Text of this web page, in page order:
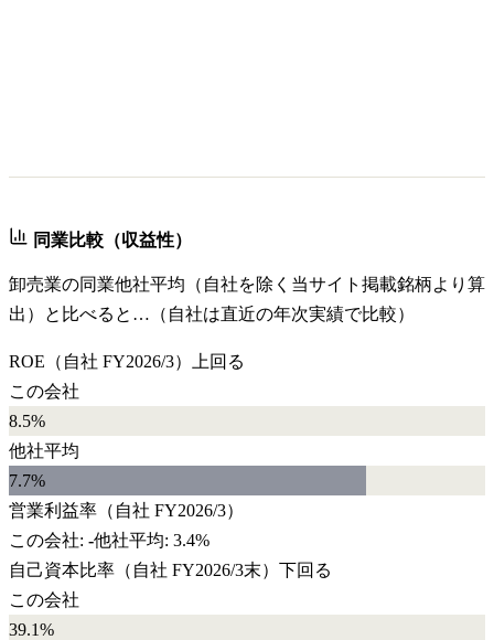
同業比較（収益性）
卸売業の同業他社平均（自社を除く当サイト掲載銘柄より算
出）と比べると…（自社は直近の年次実績で比較）
ROE （自社 FY2026/3）
上回る
この会社
8.5%
他社平均
7.7%
営業利益率 （自社 FY2026/3）
この会社: -他社平均: 3.4%
自己資本比率 （自社 FY2026/3末） 下回る
この会社
39.1%